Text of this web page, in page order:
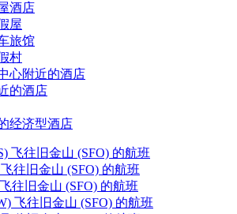
酒店
屋
旅馆
村
心附近的酒店
的酒店
经济型酒店
飞往旧金山 (SFO) 的航班
往旧金山 (SFO) 的航班
往旧金山 (SFO) 的航班
飞往旧金山 (SFO) 的航班